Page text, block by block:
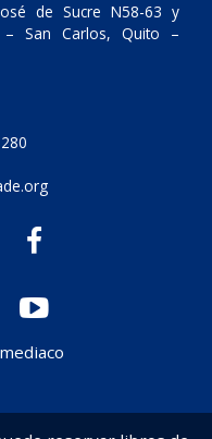
de Sucre N58-63 y
– San Carlos, Quito –